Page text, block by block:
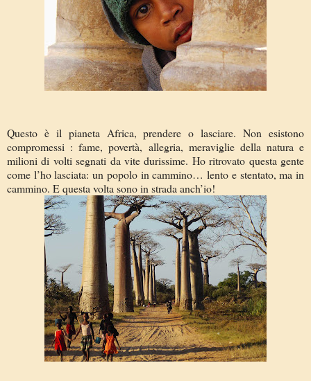
Questo è il pianeta Africa, prendere o lasciare. Non esistono
compromessi : fame, povertà, allegria, meraviglie della natura e
milioni di volti segnati da vite durissime. Ho ritrovato questa gente
come l’ho lasciata: un popolo in cammino… lento e stentato, ma in
cammino. E questa volta sono in strada anch’io!